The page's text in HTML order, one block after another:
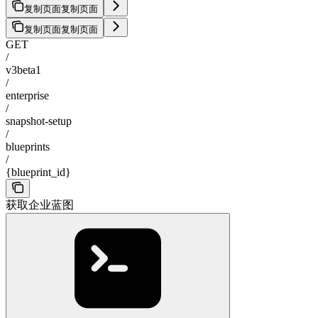
复制页面复制页面
复制页面复制页面
GET
/
v3beta1
/
enterprise
/
snapshot-setup
/
blueprints
/
{blueprint_id}
获取企业蓝图